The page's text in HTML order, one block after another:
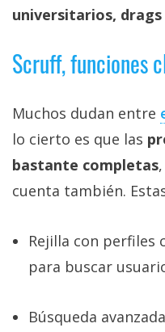
universitarios,
Scruff, funciones
Muchos dudan entre
lo cierto es que las
bastante completas
cuenta también.
Rejilla con perfiles
para buscar
Búsqueda